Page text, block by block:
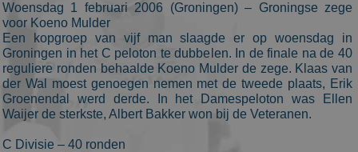
Woensdag 1 februari 2006 (Groningen) – Groningse zege
voor Koeno Mulder
Een kopgroep van vijf man slaagde er op woensdag in
Groningen in het C peloton te dubbelen. In de finale na de 40
reguliere ronden behaalde Koeno Mulder de zege. Klaas van
der Wal moest genoegen nemen met de tweede plaats, Erik
Groenendal werd derde. In het Damespeloton was Ellen
Waijer de sterkste, Albert Bakker won bij de Veteranen.
C Divisie – 40 ronden